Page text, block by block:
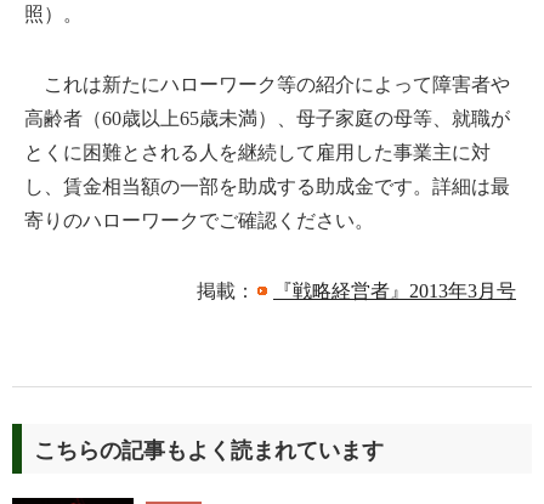
照）。
これは新たにハローワーク等の紹介によって障害者や
高齢者（60歳以上65歳未満）、母子家庭の母等、就職が
とくに困難とされる人を継続して雇用した事業主に対
し、賃金相当額の一部を助成する助成金です。詳細は最
寄りのハローワークでご確認ください。
掲載： 『戦略経営者』2013年3月号
こちらの記事もよく読まれています